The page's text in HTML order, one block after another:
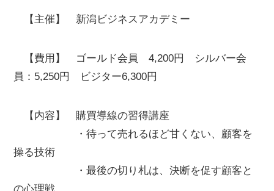
【主催】 新潟ビジネスアカデミー
【費用】 ゴールド会員 4,200円 シルバー会
員：5,250円 ビジター6,300円
【内容】 購買導線の習得講座
・待って売れるほど甘くない、顧客を
操る技術
・最後の切り札は、決断を促す顧客と